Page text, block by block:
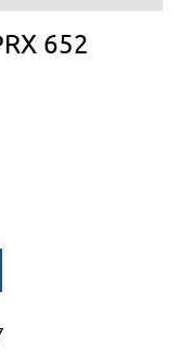
652